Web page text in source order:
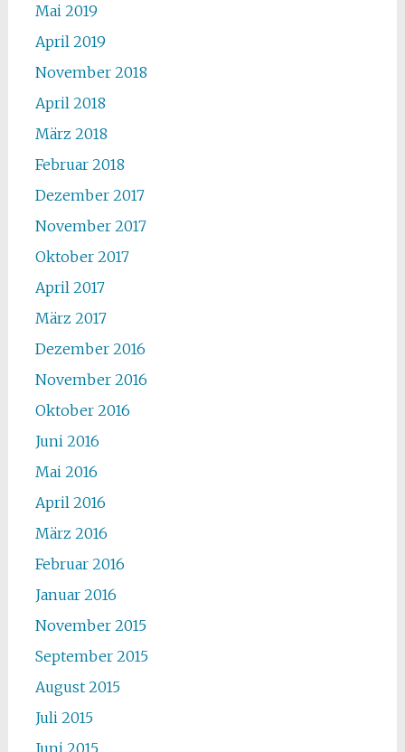
Mai 2019
April 2019
November 2018
April 2018
März 2018
Februar 2018
Dezember 2017
November 2017
Oktober 2017
April 2017
März 2017
Dezember 2016
November 2016
Oktober 2016
Juni 2016
Mai 2016
April 2016
März 2016
Februar 2016
Januar 2016
November 2015
September 2015
August 2015
Juli 2015
Juni 2015